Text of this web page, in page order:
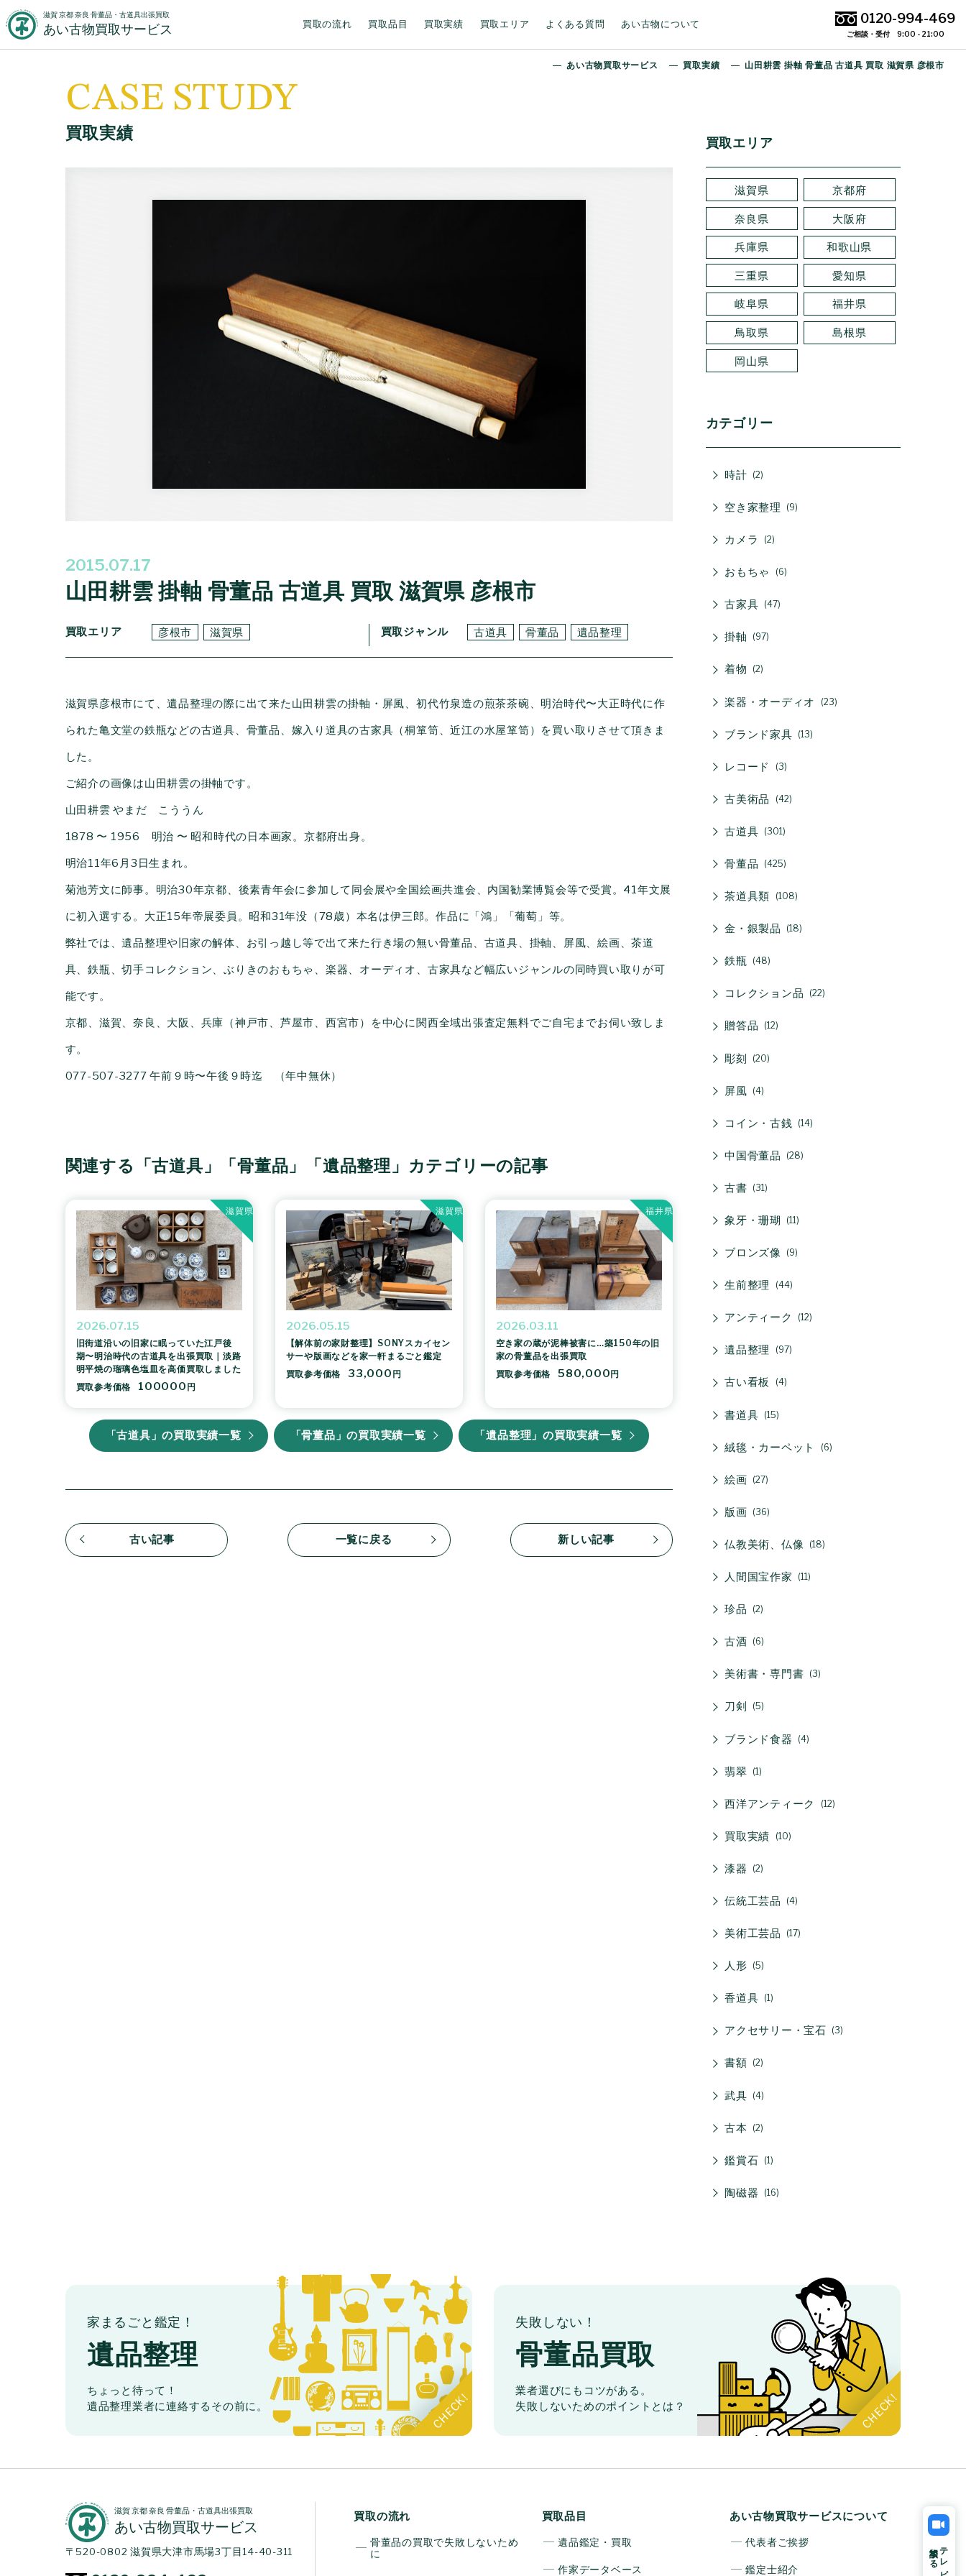
滋賀 京都 奈良 骨董品・古道具出張買取
あい古物買取サービス 買取の流れ 買取品目 買取実績 買取エリア よくある質問 あい古物について 0120-994-469
ご相談・受付 9:00 - 21:00
テレビ電話で
相談する
あい古物買取サービス 買取実績 山田耕雲 掛軸 骨董品 古道具 買取 滋賀県 彦根市
CASE STUDY
買取実績
2015.07.17
山田耕雲 掛軸 骨董品 古道具 買取 滋賀県 彦根市
買取エリア 彦根市 滋賀県 買取ジャンル 古道具 骨董品 遺品整理
滋賀県彦根市にて、遺品整理の際に出て来た山田耕雲の掛軸・屏風、初代竹泉造の煎茶茶碗、明治時代〜大正時代に作
られた亀文堂の鉄瓶などの古道具、骨董品、嫁入り道具の古家具（桐箪笥、近江の水屋箪笥）を買い取りさせて頂きま
した。
ご紹介の画像は山田耕雲の掛軸です。
山田耕雲 やまだ こううん
1878 〜 1956 明治 〜 昭和時代の日本画家。京都府出身。
明治11年6月3日生まれ。
菊池芳文に師事。明治30年京都、後素青年会に参加して同会展や全国絵画共進会、内国勧業博覧会等で受賞。41年文展
に初入選する。大正15年帝展委員。昭和31年没（78歳）本名は伊三郎。作品に「鴻」「葡萄」等。
弊社では、遺品整理や旧家の解体、お引っ越し等で出て来た行き場の無い骨董品、古道具、掛軸、屏風、絵画、茶道
具、鉄瓶、切手コレクション、ぶりきのおもちゃ、楽器、オーディオ、古家具など幅広いジャンルの同時買い取りが可
能です。
京都、滋賀、奈良、大阪、兵庫（神戸市、芦屋市、西宮市）を中心に関西全域出張査定無料でご自宅までお伺い致しま
す。
077-507-3277 午前９時〜午後９時迄 （年中無休）
関連する「古道具」「骨董品」「遺品整理」カテゴリーの記事
2026.07.15
旧街道沿いの旧家に眠っていた江戸後
期〜明治時代の古道具を出張買取｜淡路
明平焼の瑠璃色塩皿を高価買取しました
買取参考価格
100000 円
滋賀県
2026.05.15
【解体前の家財整理】SONYスカイセン
サーや版画などを家一軒まるごと鑑定
買取参考価格
33,000 円
滋賀県
2026.03.11
空き家の蔵が泥棒被害に…築150年の旧
家の骨董品を出張買取
買取参考価格
580,000円
福井県
「古道具」の買取実績一覧 「骨董品」の買取実績一覧 「遺品整理」の買取実績一覧
古い記事 一覧に戻る 新しい記事
買取エリア
滋賀県 京都府
奈良県 大阪府
兵庫県 和歌山県
三重県 愛知県
岐阜県 福井県
鳥取県 島根県
岡山県
カテゴリー
時計 2
空き家整理 9
カメラ 2
おもちゃ 6
古家具 47
掛軸 97
着物 2
楽器・オーディオ 23
ブランド家具 13
レコード 3
古美術品 42
古道具 301
骨董品 425
茶道具類 108
金・銀製品 18
鉄瓶 48
コレクション品 22
贈答品 12
彫刻 20
屏風 4
コイン・古銭 14
中国骨董品 28
古書 31
象牙・珊瑚 11
ブロンズ像 9
生前整理 44
アンティーク 12
遺品整理 97
古い看板 4
書道具 15
絨毯・カーペット 6
絵画 27
版画 36
仏教美術、仏像 18
人間国宝作家 11
珍品 2
古酒 6
美術書・専門書 3
刀剣 5
ブランド食器 4
翡翠 1
西洋アンティーク 12
買取実績 10
漆器 2
伝統工芸品 4
美術工芸品 17
人形 5
香道具 1
アクセサリー・宝石 3
書額 2
武具 4
古本 2
鑑賞石 1
陶磁器 16
家まるごと鑑定！
遺品整理
ちょっと待って！
遺品整理業者に連絡するその前に。
失敗しない！
骨董品買取
業者選びにもコツがある。
失敗しないためのポイントとは？
滋賀 京都 奈良 骨董品・古道具出張買取
あい古物買取サービス
〒520-0802 滋賀県大津市馬場3丁目14-40-311
買取の流れ
骨董品の買取で失敗しないため
に
買取品目
遺品鑑定・買取
作家データベース
あい古物買取サービスについて
代表者ご挨拶
鑑定士紹介